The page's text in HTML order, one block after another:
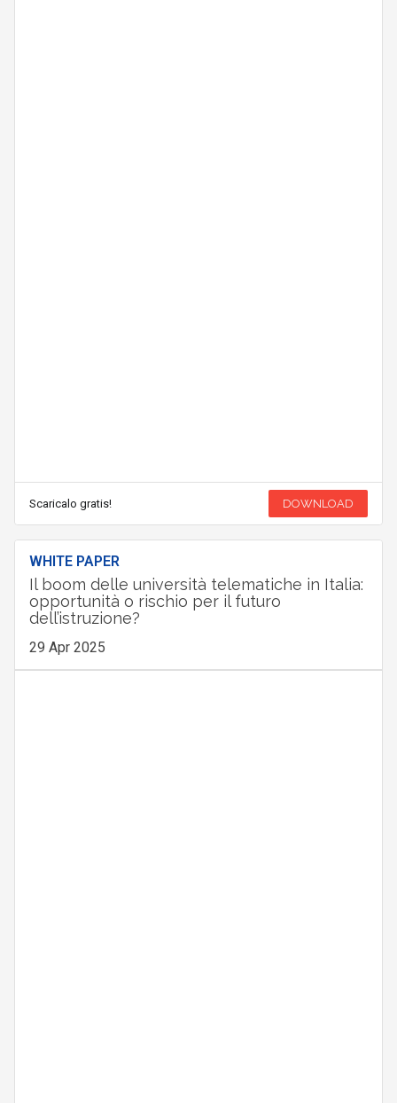
Scaricalo gratis! DOWNLOAD
WHITE PAPER
Il boom delle università telematiche in Italia:
opportunità o rischio per il futuro
dell’istruzione?
29 Apr 2025